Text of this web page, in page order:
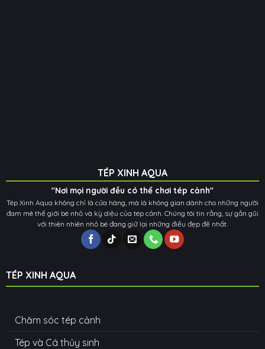
TÉP XINH AQUA
"Nơi mọi người đều có thể chơi tép cảnh"
Tép Xinh Aqua không chỉ là cửa hàng, mà là không gian dành cho những người
đam mê thế giới bé nhỏ và kỳ diệu của tép cảnh. Chúng tôi tin rằng, sự gần gũi
với thiên nhiên nhỏ bé đang giữ lại những điều đẹp đẽ nhất.
TÉP XINH AQUA
Chăm sóc tép cảnh
Tép và Cá thủy sinh